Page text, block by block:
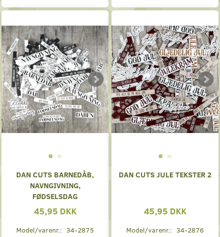
DAN CUTS BARNEDÅB,
NAVNGIVNING,
FØDSELSDAG
45,95 DKK
Model/varenr.: 34-2875
DAN CUTS JULE TEKSTER 2
45,95 DKK
Model/varenr.: 34-2876